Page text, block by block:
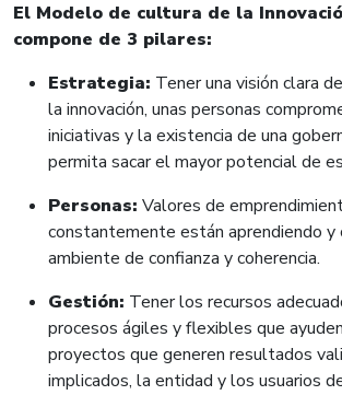
El Modelo de cultura de la
compone de 3 pilares:
Estrategia: Tener una visión clara
la innovación, unas personas
iniciativas y la existencia de una
permita sacar el mayor potencial de
Personas: Valores de
constantemente están aprendiendo y
ambiente de confianza y coherencia.
Gestión: Tener los recursos
procesos ágiles y flexibles que
proyectos que generen resultados
implicados, la entidad y los usuarios